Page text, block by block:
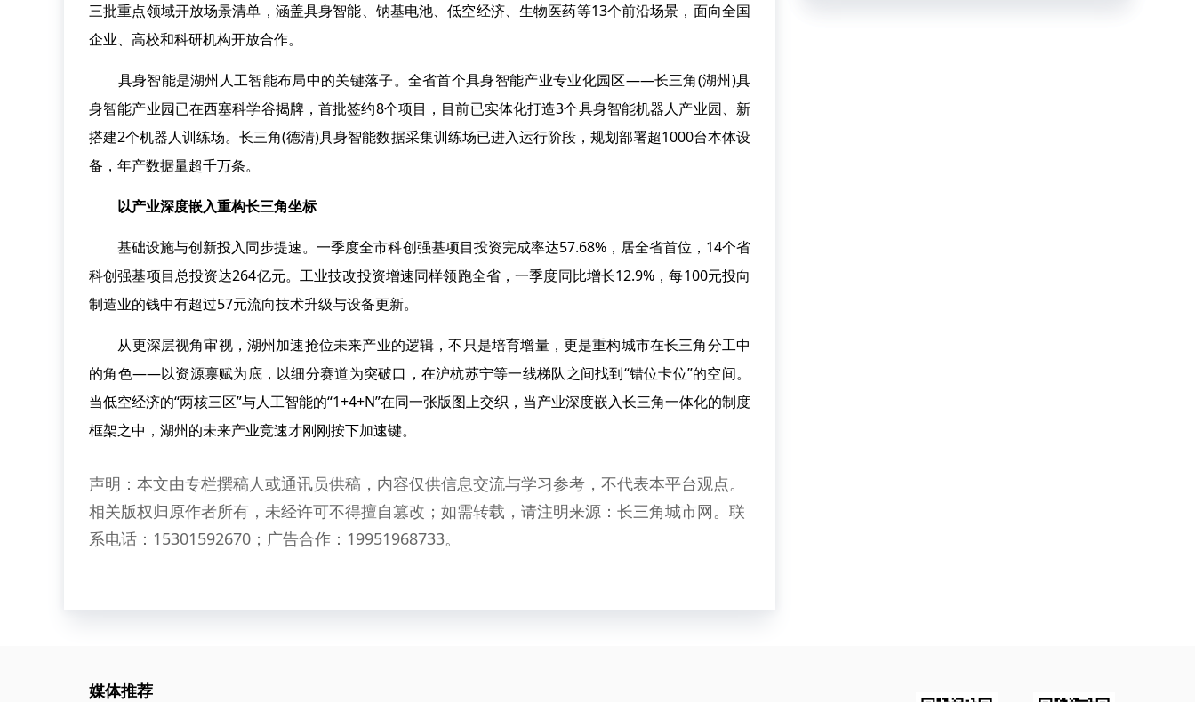
三批重点领域开放场景清单，涵盖具身智能、钠基电池、低空经济、生物医药等13个前沿场景，面向全国
企业、高校和科研机构开放合作。
具身智能是湖州人工智能布局中的关键落子。全省首个具身智能产业专业化园区——长三角(湖州)具
身智能产业园已在西塞科学谷揭牌，首批签约8个项目，目前已实体化打造3个具身智能机器人产业园、新
搭建2个机器人训练场。长三角(德清)具身智能数据采集训练场已进入运行阶段，规划部署超1000台本体设
备，年产数据量超千万条。
以产业深度嵌入重构长三角坐标
基础设施与创新投入同步提速。一季度全市科创强基项目投资完成率达57.68%，居全省首位，14个省
科创强基项目总投资达264亿元。工业技改投资增速同样领跑全省，一季度同比增长12.9%，每100元投向
制造业的钱中有超过57元流向技术升级与设备更新。
从更深层视角审视，湖州加速抢位未来产业的逻辑，不只是培育增量，更是重构城市在长三角分工中
的角色——以资源禀赋为底，以细分赛道为突破口，在沪杭苏宁等一线梯队之间找到“错位卡位”的空间。
当低空经济的“两核三区”与人工智能的“1+4+N”在同一张版图上交织，当产业深度嵌入长三角一体化的制度
框架之中，湖州的未来产业竞速才刚刚按下加速键。
声明：本文由专栏撰稿人或通讯员供稿，内容仅供信息交流与学习参考，不代表本平台观点。
相关版权归原作者所有，未经许可不得擅自篡改；如需转载，请注明来源：长三角城市网。联
系电话：15301592670；广告合作：19951968733。
媒体推荐